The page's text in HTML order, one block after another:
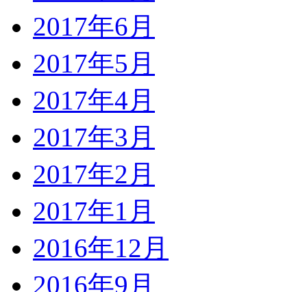
2017年6月
2017年5月
2017年4月
2017年3月
2017年2月
2017年1月
2016年12月
2016年9月